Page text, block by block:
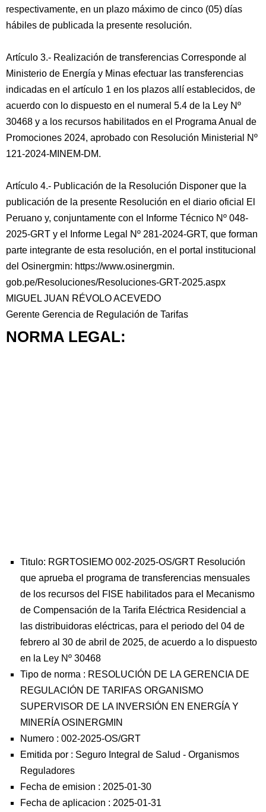
respectivamente, en un plazo máximo de cinco (05) días
hábiles de publicada la presente resolución.
Artículo 3.- Realización de transferencias Corresponde al
Ministerio de Energía y Minas efectuar las transferencias
indicadas en el artículo 1 en los plazos allí establecidos, de
acuerdo con lo dispuesto en el numeral 5.4 de la Ley Nº
30468 y a los recursos habilitados en el Programa Anual de
Promociones 2024, aprobado con Resolución Ministerial Nº
121-2024-MINEM-DM.
Artículo 4.- Publicación de la Resolución Disponer que la
publicación de la presente Resolución en el diario oficial El
Peruano y, conjuntamente con el Informe Técnico Nº 048-
2025-GRT y el Informe Legal Nº 281-2024-GRT, que forman
parte integrante de esta resolución, en el portal institucional
del Osinergmin: https://www.osinergmin.
gob.pe/Resoluciones/Resoluciones-GRT-2025.aspx
MIGUEL JUAN RÉVOLO ACEVEDO
Gerente Gerencia de Regulación de Tarifas
NORMA LEGAL:
Titulo: RGRTOSIEMO 002-2025-OS/GRT Resolución
que aprueba el programa de transferencias mensuales
de los recursos del FISE habilitados para el Mecanismo
de Compensación de la Tarifa Eléctrica Residencial a
las distribuidoras eléctricas, para el periodo del 04 de
febrero al 30 de abril de 2025, de acuerdo a lo dispuesto
en la Ley Nº 30468
Tipo de norma : RESOLUCIÓN DE LA GERENCIA DE
REGULACIÓN DE TARIFAS ORGANISMO
SUPERVISOR DE LA INVERSIÓN EN ENERGÍA Y
MINERÍA OSINERGMIN
Numero : 002-2025-OS/GRT
Emitida por : Seguro Integral de Salud - Organismos
Reguladores
Fecha de emision : 2025-01-30
Fecha de aplicacion : 2025-01-31